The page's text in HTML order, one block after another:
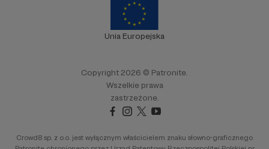
Unia Europejska
Copyright 2026 © Patronite.
Wszelkie prawa
zastrzeżone.
Crowd8 sp. z o.o. jest wyłącznym właścicielem znaku słowno-graficznego